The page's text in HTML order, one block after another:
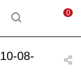
0
08-